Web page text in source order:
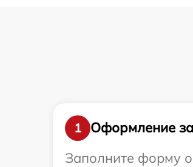
1
Оформление
Заполните форму